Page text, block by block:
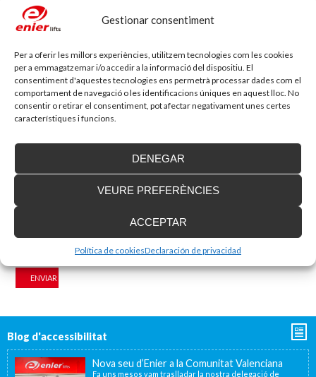
Gestionar consentiment
Per a oferir les millors experiències, utilitzem tecnologies com les cookies
per a emmagatzemar i/o accedir a la informació del dispositiu. El
consentiment d'aquestes tecnologies ens permetrà processar dades com el
comportament de navegació o les identificacions úniques en aquest lloc. No
consentir o retirar el consentiment, pot afectar negativament unes certes
característiques i funcions.
ACCEPTAR
DENEGAR
VEURE PREFERÈNCIES
Política de cookiesDeclaración de privacidad
L'adreça electrònica no es publicarà.
Els camps necessaris estan marcats
amb*
Comentario
Adreça electrònica
Blog d'accessibilitat
Nova seu d’Enier a la Comunitat Valenciana
Fa uns mesos vam traslladar la nostra delegació de